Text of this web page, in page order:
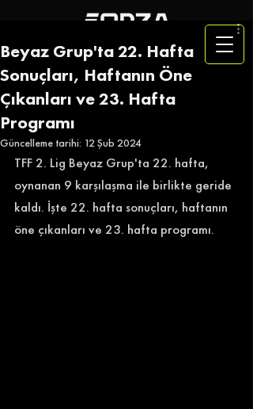
Beyaz Grup'ta 22. Hafta
Sonuçları, Haftanın Öne
Çıkanları ve 23. Hafta
Programı
Güncelleme tarihi: 12 Şub 2024
TFF 2. Lig Beyaz Grup'ta 22. hafta,
oynanan 9 karşılaşma ile birlikte geride
kaldı. İşte 22. hafta sonuçları, haftanın
öne çıkanları ve 23. hafta programı.